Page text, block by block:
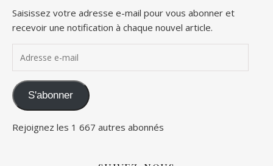
Saisissez votre adresse e-mail pour vous abonner et
recevoir une notification à chaque nouvel article.
S'abonner
Rejoignez les 1 667 autres abonnés